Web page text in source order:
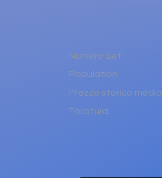
Numero Set
Population
Prezzo storico medio
Foilatura